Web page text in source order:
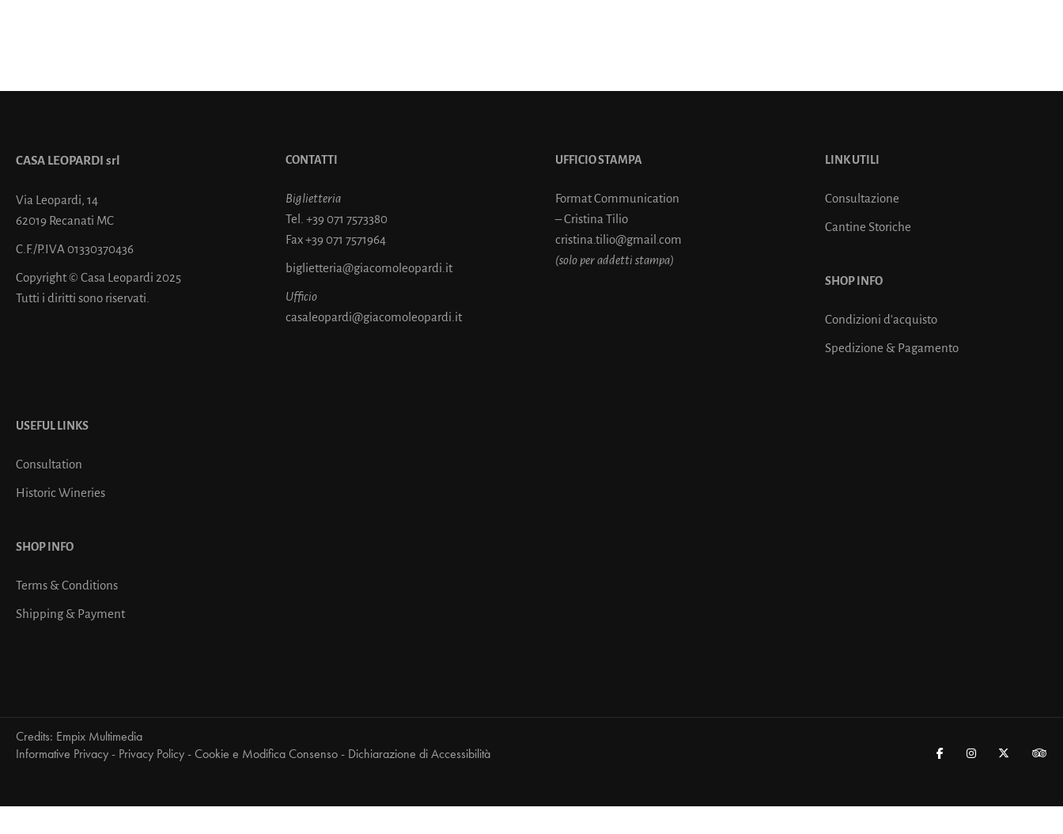
CASA LEOPARDI srl
Via Leopardi, 14
62019 Recanati MC
C.F./P.IVA 01330370436
Copyright © Casa Leopardi 2025
Tutti i diritti sono riservati.
CONTATTI
Biglietteria
Tel. +39 071 7573380
Fax+39 071 7571964
biglietteria@giacomoleopardi.it
Ufficio
casaleopardi@giacomoleopardi.it
UFFICIO STAMPA
Format Communication
– Cristina Tilio
cristina.tilio@gmail.com
(solo per addetti stampa)
LINK UTILI
Consultazione
Cantine Storiche
SHOP INFO
Condizioni d’acquisto
Spedizione & Pagamento
USEFUL LINKS
Consultation
Historic Wineries
SHOP INFO
Terms & Conditions
Shipping & Payment
Credits: Empix Multimedia
Informative Privacy - Privacy Policy - Cookie e Modifica Consenso - Dichiarazione di Accessibilità